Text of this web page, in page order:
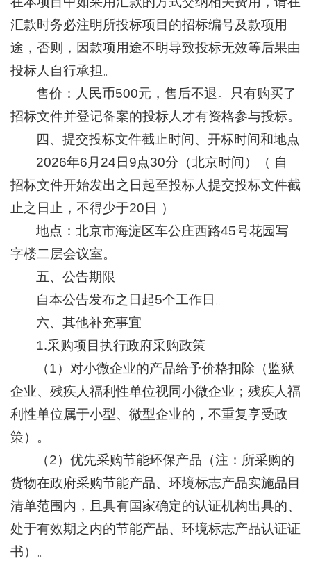
汇款时务必注明所投标项目的招标编号及款项用
途，否则，因款项用途不明导致投标无效等后果由
投标人自行承担。
售价：人民币500元，售后不退。只有购买了
招标文件并登记备案的投标人才有资格参与投标。
四、提交投标文件截止时间、开标时间和地点
2026年6月24日9点30分（北京时间）（ 自
招标文件开始发出之日起至投标人提交投标文件截
止之日止，不得少于20日 ）
地点：北京市海淀区车公庄西路45号花园写
字楼二层会议室。
五、公告期限
自本公告发布之日起5个工作日。
六、其他补充事宜
1.采购项目执行政府采购政策
（1）对小微企业的产品给予价格扣除（监狱
企业、残疾人福利性单位视同小微企业；残疾人福
利性单位属于小型、微型企业的，不重复享受政
策）。
（2）优先采购节能环保产品（注：所采购的
货物在政府采购节能产品、环境标志产品实施品目
清单范围内，且具有国家确定的认证机构出具的、
处于有效期之内的节能产品、环境标志产品认证证
书）。